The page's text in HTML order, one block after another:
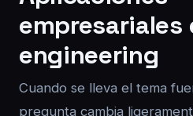
engineering
Cuando se lleva el tema
pregunta cambia